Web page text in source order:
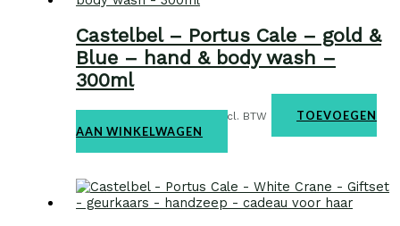
Castelbel – Portus Cale – gold &
Blue – hand & body wash –
300ml
Home & body€19,95 incl. BTW
TOEVOEGEN
AAN WINKELWAGEN